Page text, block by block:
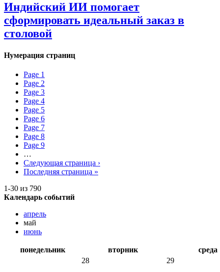
Индийский ИИ помогает
сформировать идеальный заказ в
столовой
Нумерация страниц
Page 1
Page 2
Page 3
Page 4
Page 5
Page 6
Page 7
Page 8
Page 9
…
Следующая страница ›
Последняя страница »
1-30 из 790
Календарь событий
апрель
май
июнь
понедельник вторник среда
28
29